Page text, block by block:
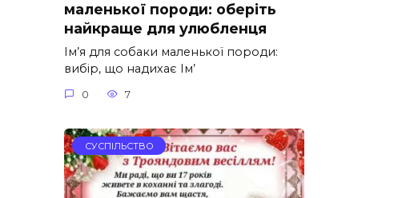
маленької породи: оберіть
найкраще для улюбленця
Ім’я для собаки маленької породи:
вибір, що надихає Ім’
0 7
СУСПІЛЬСТВО